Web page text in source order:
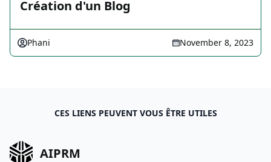
Création d'un Blog
Phani November 8, 2023
CES LIENS PEUVENT VOUS ÊTRE UTILES
AIPRM